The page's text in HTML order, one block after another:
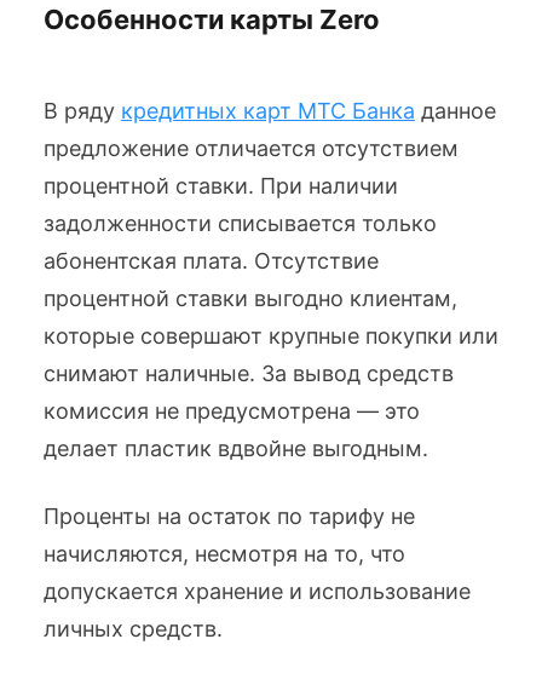
Особенности карты Zero
В ряду кредитных карт МТС Банка данное
предложение отличается отсутствием
процентной ставки. При наличии
задолженности списывается только
абонентская плата. Отсутствие
процентной ставки выгодно клиентам,
которые совершают крупные покупки или
снимают наличные. За вывод средств
комиссия не предусмотрена — это
делает пластик вдвойне выгодным.
Проценты на остаток по тарифу не
начисляются, несмотря на то, что
допускается хранение и использование
личных средств.